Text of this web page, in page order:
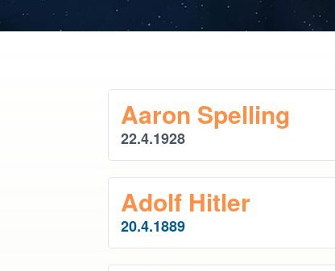
Aaron Spelling
22.4.1928
Adolf Hitler
20.4.1889